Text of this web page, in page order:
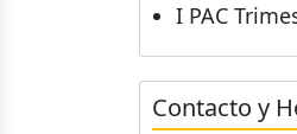
I PAC
Contacto y